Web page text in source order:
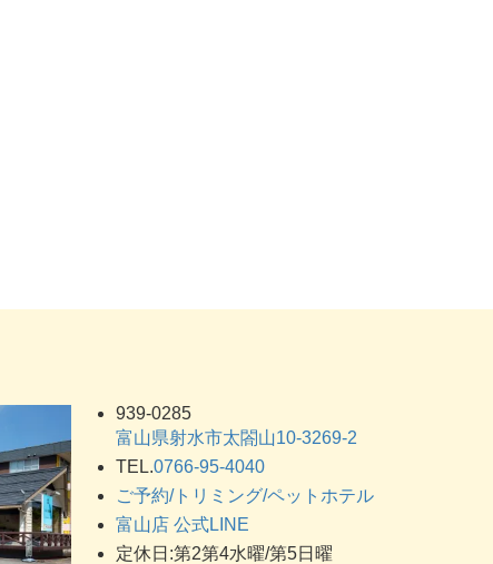
939-0285
富山県射水市太閤山10-3269-2
TEL.0766-95-4040
ご予約/トリミング/ペットホテル
富山店 公式LINE
定休日:第2第4水曜/第5日曜